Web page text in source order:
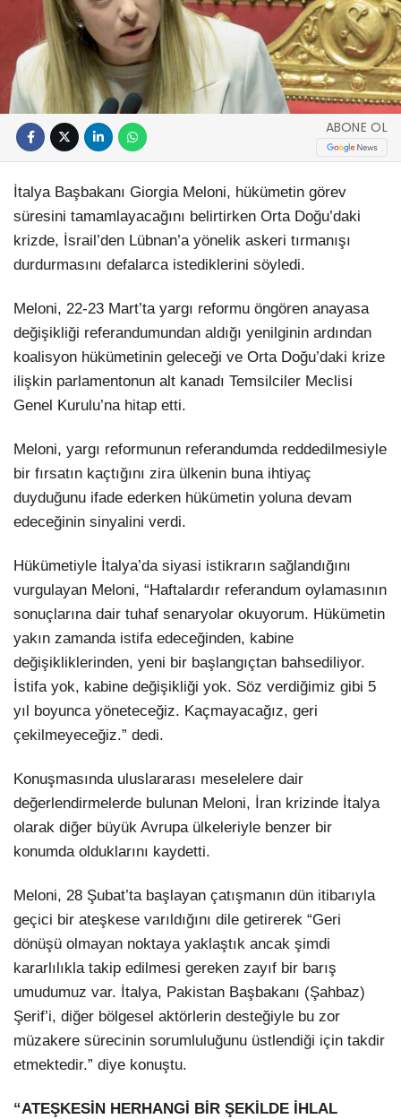
ABONE OL
İtalya Başbakanı Giorgia Meloni, hükümetin görev
süresini tamamlayacağını belirtirken Orta Doğu’daki
krizde, İsrail’den Lübnan’a yönelik askeri tırmanışı
durdurmasını defalarca istediklerini söyledi.
Meloni, 22-23 Mart’ta yargı reformu öngören anayasa
değişikliği referandumundan aldığı yenilginin ardından
koalisyon hükümetinin geleceği ve Orta Doğu’daki krize
ilişkin parlamentonun alt kanadı Temsilciler Meclisi
Genel Kurulu’na hitap etti.
Meloni, yargı reformunun referandumda reddedilmesiyle
bir fırsatın kaçtığını zira ülkenin buna ihtiyaç
duyduğunu ifade ederken hükümetin yoluna devam
edeceğinin sinyalini verdi.
Hükümetiyle İtalya’da siyasi istikrarın sağlandığını
vurgulayan Meloni, “Haftalardır referandum oylamasının
sonuçlarına dair tuhaf senaryolar okuyorum. Hükümetin
yakın zamanda istifa edeceğinden, kabine
değişikliklerinden, yeni bir başlangıçtan bahsediliyor.
İstifa yok, kabine değişikliği yok. Söz verdiğimiz gibi 5
yıl boyunca yöneteceğiz. Kaçmayacağız, geri
çekilmeyeceğiz.” dedi.
Konuşmasında uluslararası meselelere dair
değerlendirmelerde bulunan Meloni, İran krizinde İtalya
olarak diğer büyük Avrupa ülkeleriyle benzer bir
konumda olduklarını kaydetti.
Meloni, 28 Şubat’ta başlayan çatışmanın dün itibarıyla
geçici bir ateşkese varıldığını dile getirerek “Geri
dönüşü olmayan noktaya yaklaştık ancak şimdi
kararlılıkla takip edilmesi gereken zayıf bir barış
umudumuz var. İtalya, Pakistan Başbakanı (Şahbaz)
Şerif’i, diğer bölgesel aktörlerin desteğiyle bu zor
müzakere sürecinin sorumluluğunu üstlendiği için takdir
etmektedir.” diye konuştu.
“ATEŞKESİN HERHANGİ BİR ŞEKİLDE İHLAL